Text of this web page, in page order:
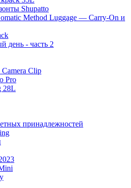
Shupatto
Method Luggage — Carry-On и
день - часть 2
Camera Clip
Pro
28L
принадлежностей